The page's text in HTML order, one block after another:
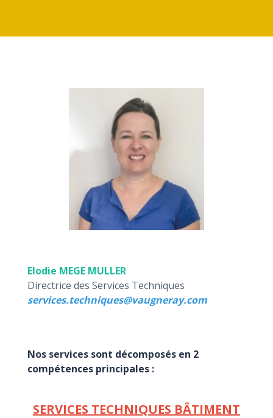
Elodie MEGE MULLER
Directrice des Services Techniques
services.techniques@vaugneray.com
Nos services sont décomposés en 2
compétences principales :
SERVICES TECHNIQUES BÂTIMENT